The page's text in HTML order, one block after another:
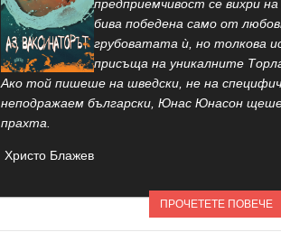
предприемчивост се вихри
бива победена само от
грубоватата ѝ, но толкова
присъща на уникалните
Ако той пишеше на шведски, не на
неподражаем български, Юнас Юнасон
прахта.
Христо Блажев
ПРОЧЕТЕТЕ ПОВЕЧЕ